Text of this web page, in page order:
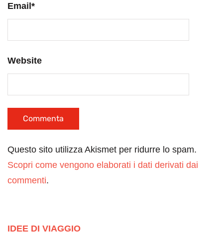
Email*
Website
Questo sito utilizza Akismet per ridurre lo spam.
Scopri come vengono elaborati i dati derivati dai
commenti.
IDEE DI VIAGGIO